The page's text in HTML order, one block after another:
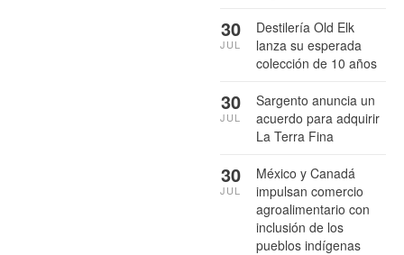
Destilería Old Elk
lanza su esperada
colección de 10 años
30
JUL
Sargento anuncia un
acuerdo para adquirir
La Terra Fina
30
JUL
México y Canadá
impulsan comercio
agroalimentario con
inclusión de los
pueblos indígenas
30
JUL